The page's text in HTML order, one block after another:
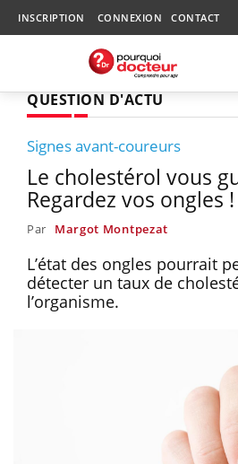
INSCRIPTION CONNEXION CONTACT
QUESTION D'ACTU
Signes avant-coureurs
Le cholestérol vous
Regardez vos ongles !
Par Margot Montpezat
L’état des ongles pourrait
détecter un taux de
l’organisme.